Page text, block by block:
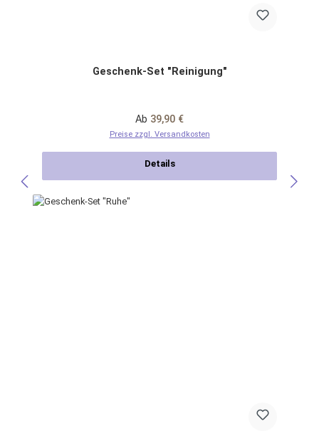
Geschenk-Set "Reinigung"
Regulärer Preis:
Ab 39,90 €
Preise zzgl. Versandkosten
Details